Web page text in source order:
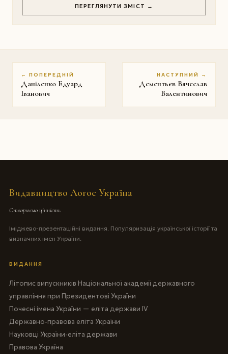
ПЕРЕГЛЯНУТИ ЗМІСТ →
← ПОПЕРЕДНІЙ
Даніленко Едуард
Iванович
НАСТУПНИЙ →
Дементьєв Вячеслав
Валентинович
Видавництво Логос Україна
Створюємо цінність
Іміджево-презентаційні видання. Популяризація української історії та
визначних імен України.
ВИДАННЯ
Літопис випускників Національної академії державного
управління при Президентові України
Почесні імена України — еліта держави IV
Державно-правова еліта України
Науковці України-еліта держави
Правова Україна